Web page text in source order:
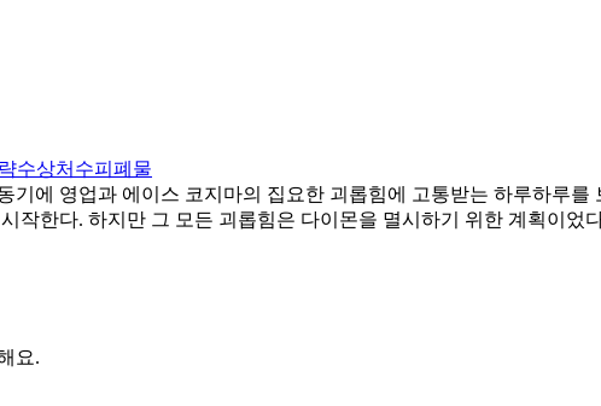
수상처수피폐물
기에 영업과 에이스 코지마의 집요한 괴롭힘에 고통받는 하루하루
작한다. 하지만 그 모든 괴롭힘은 다이몬을 멸시하기 위한 계획이
요.